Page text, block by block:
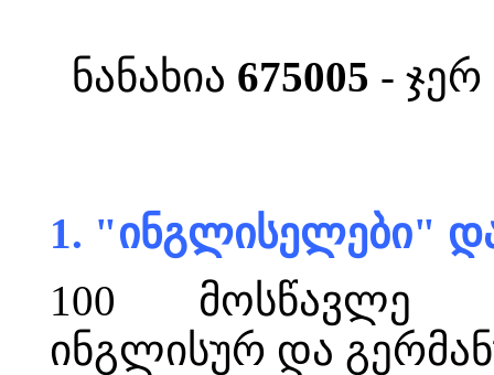
ნანახია 675005 -
1. "ინგლისელები"
100 მოსწავლე
ინგლისურ და